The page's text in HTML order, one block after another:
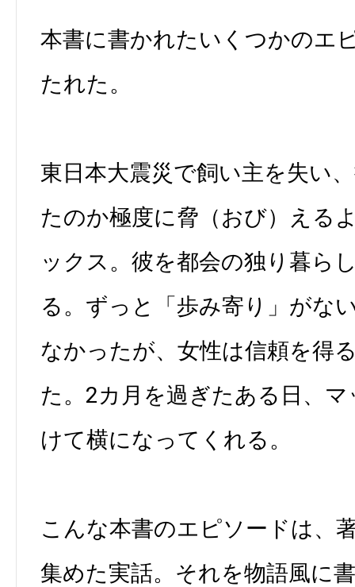
本書に書かれたいくつかのエ
たれた。
東日本大震災で飼い主を失い
たのか極度に脅（おび）える
ックス。彼を都会の独り暮ら
る。ずっと「歩み寄り」がな
なかったが、女性は信頼を得
た。2カ月を過ぎたある日、
けて横になってくれる。
こんな本書のエピソードは、
集めた実話。それを物語風に